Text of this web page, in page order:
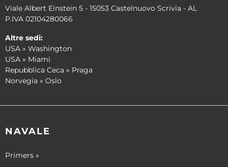
Viale Albert Einstein 5 - 15053 Castelnuovo Scrivia - AL
P.IVA 02104280066
Altre sedi:
USA » Washington
USA » Miami
Repubblica Ceca » Praga
Norvegia » Oslo
NAVALE
Primers »